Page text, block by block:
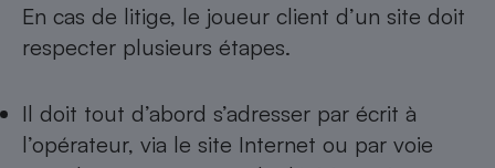
En cas de litige, le joueur client d’un site doit
respecter plusieurs étapes.
Il doit tout d’abord s’adresser par écrit à
l’opérateur, via le site Internet ou par voie